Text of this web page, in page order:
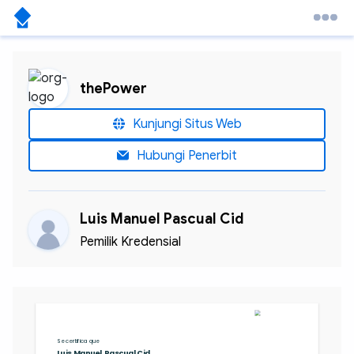
thePower
Kunjungi Situs Web
Hubungi Penerbit
Luis Manuel Pascual Cid
Pemilik Kredensial
Se certifica que